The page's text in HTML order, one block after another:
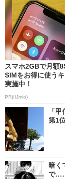
スマホ2GBで月額
SIMをお得に使う
実施中！
PR(IIJmio)
「
第1
暗く
で